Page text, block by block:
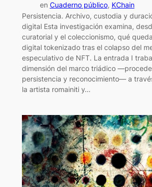
en Cuaderno público, KChain
Persistencia. Archivo, custodia y
digital Esta investigación examina,
curatorial y el coleccionismo, qué
digital tokenizado tras el colapso del
especulativo de NFT. La entrada I
dimensión del marco triádico
persistencia y reconocimiento— a
la artista romainiti y…